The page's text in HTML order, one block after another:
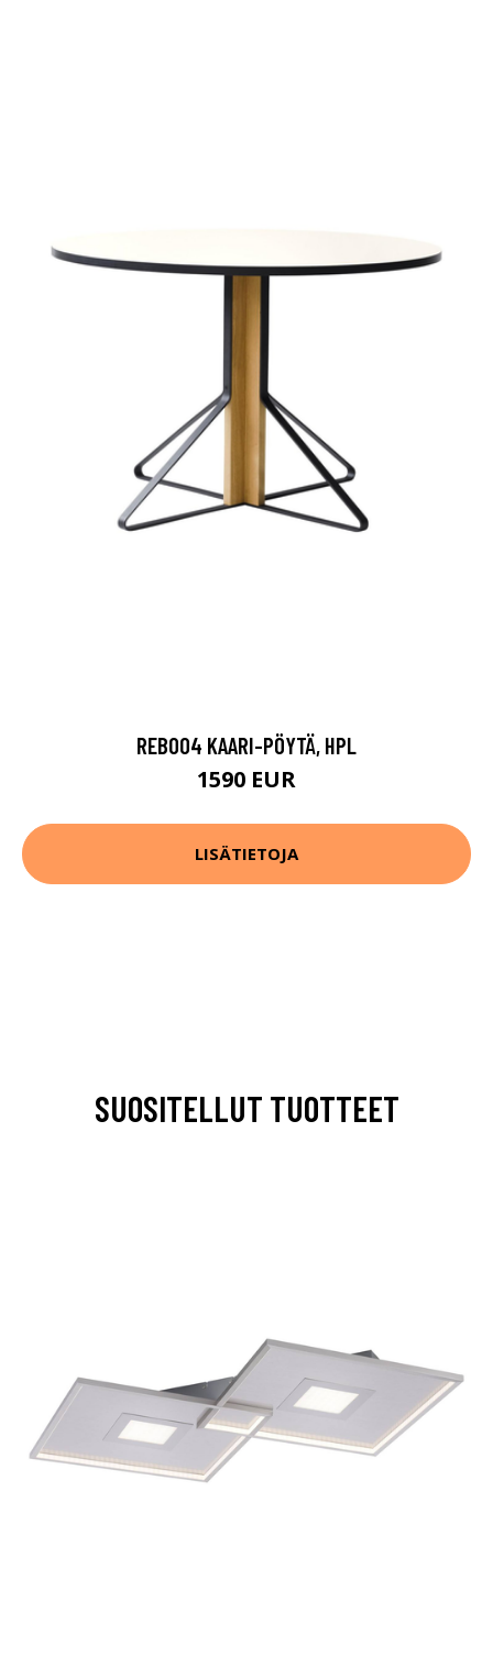
REB004 KAARI-PÖYTÄ, HPL
1590 EUR
LISÄTIETOJA
SUOSITELLUT TUOTTEET